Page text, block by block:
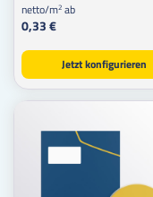
netto/m2 ab
0,33 €
Jetzt konfigurieren